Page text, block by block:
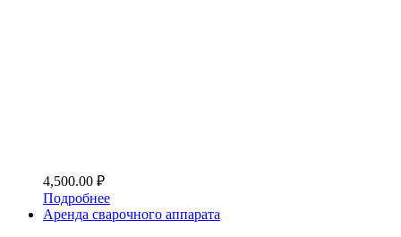
4,500.00 ₽
Подробнее
Аренда сварочного аппарата